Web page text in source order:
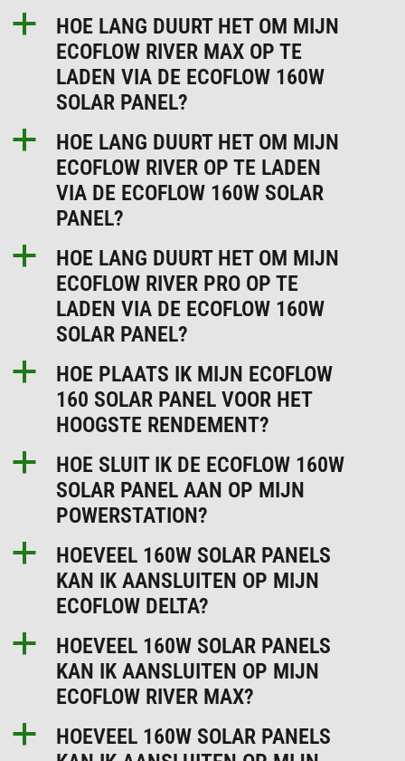
a
HOE LANG DUURT HET OM MIJN
ECOFLOW RIVER MAX OP TE
LADEN VIA DE ECOFLOW 160W
SOLAR PANEL?
a
HOE LANG DUURT HET OM MIJN
ECOFLOW RIVER OP TE LADEN
VIA DE ECOFLOW 160W SOLAR
PANEL?
a
HOE LANG DUURT HET OM MIJN
ECOFLOW RIVER PRO OP TE
LADEN VIA DE ECOFLOW 160W
SOLAR PANEL?
a
HOE PLAATS IK MIJN ECOFLOW
160 SOLAR PANEL VOOR HET
HOOGSTE RENDEMENT?
a
HOE SLUIT IK DE ECOFLOW 160W
SOLAR PANEL AAN OP MIJN
POWERSTATION?
a
HOEVEEL 160W SOLAR PANELS
KAN IK AANSLUITEN OP MIJN
ECOFLOW DELTA?
a
HOEVEEL 160W SOLAR PANELS
KAN IK AANSLUITEN OP MIJN
ECOFLOW RIVER MAX?
a
HOEVEEL 160W SOLAR PANELS